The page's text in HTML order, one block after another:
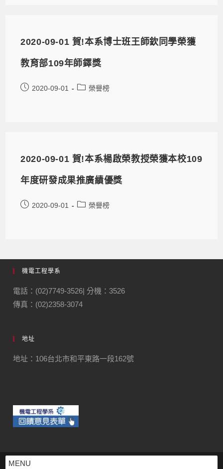
2020-09-01 賀!本系博士班王師欽同學榮獲
教育部109年師鐸獎
2020-09-01 榮譽榜
2020-09-01 賀!本系楊啟榮教授榮獲本校109
年度研發成果推廣績優獎
2020-09-01 榮譽榜
機電工程學系
電話：(02)7749-3526| 分機：3526
傳真：(02)2358-3074
地址
地址：106台北市和平東路一段162號
MENU